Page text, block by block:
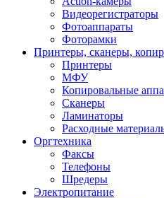
Видеорегистраторы
Фотоаппараты
Фоторамки
Принтеры, сканеры,
Принтеры
МФУ
Копировальные
Сканеры
Ламинаторы
Расходные
Оргтехника
Факсы
Телефоны
Шредеры
Электропитание